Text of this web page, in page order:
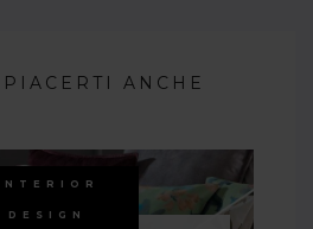
ANCHE
DESIGN